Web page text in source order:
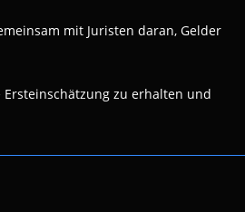
mit Juristen daran, Gelder
zu erhalten und